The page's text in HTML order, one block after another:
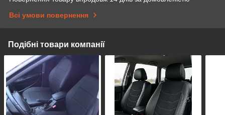
Всі умови повернення
Подібні товари компанії